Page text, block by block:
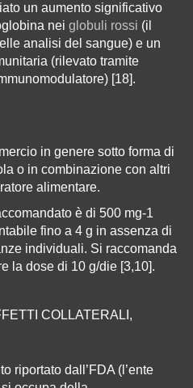
un aumento significativo
nei globuli rossi (il
analisi del sangue) e un
(rilevato tramite
[18].
in genere sotto forma di
o in combinazione con altri
alimentare.
è di 500 mg-1
fino a 4 g in assenza di
individuali. Si raccomanda
la dose di 10 g/die [3,10].
COLLATERALI,
riportato dall’FDA (l’ente